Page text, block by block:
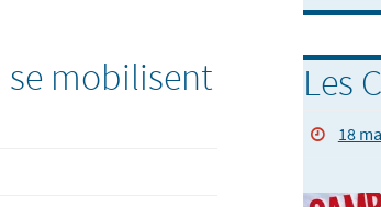
se mobilisent
Les
18